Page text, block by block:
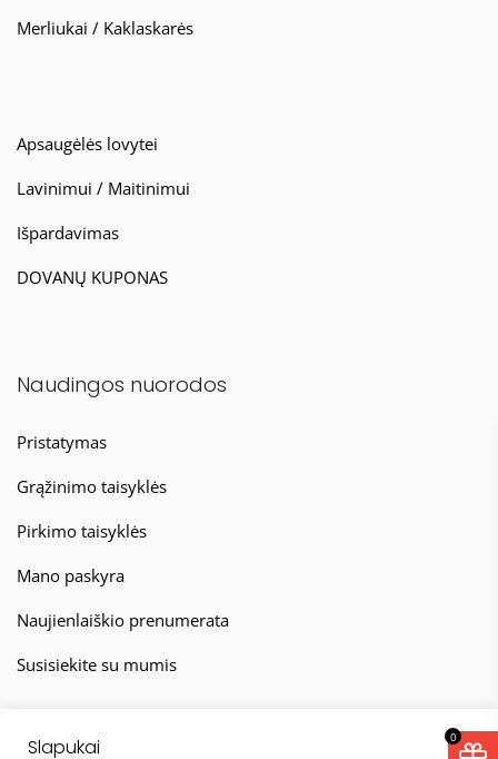
Merliukai / Kaklaskarės
Apsaugėlės lovytei
Lavinimui / Maitinimui
Išpardavimas
DOVANŲ KUPONAS
Naudingos nuorodos
Pristatymas
Grąžinimo taisyklės
Pirkimo taisyklės
Mano paskyra
Naujienlaiškio prenumerata
Susisiekite su mumis
Slapukai 0